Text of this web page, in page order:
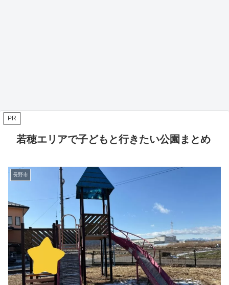
PR
若穂エリアで子どもと行きたい公園まとめ
長野市